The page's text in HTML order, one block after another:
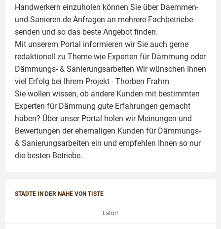
Handwerkern einzuholen können Sie über Daemmen-
und-Sanieren.de Anfragen an mehrere Fachbetriebe
senden und so das beste Angebot finden.
Mit unserem Portal informieren wir Sie auch gerne
redaktionell zu Theme wie Experten für Dämmung oder
Dämmungs- & Sanierungsarbeiten Wir wünschen Ihnen
viel Erfolg bei Ihrem Projekt - Thorben Frahm
Sie wollen wissen, ob andere Kunden mit bestimmten
Experten für Dämmung gute Erfahrungen gemacht
haben? Über unser Portal holen wir Meinungen und
Bewertungen der ehemaligen Kunden für Dämmungs-
& Sanierungsarbeiten ein und empfehlen Ihnen so nur
die besten Betriebe.
STÄDTE IN DER NÄHE VON TISTE
Estorf